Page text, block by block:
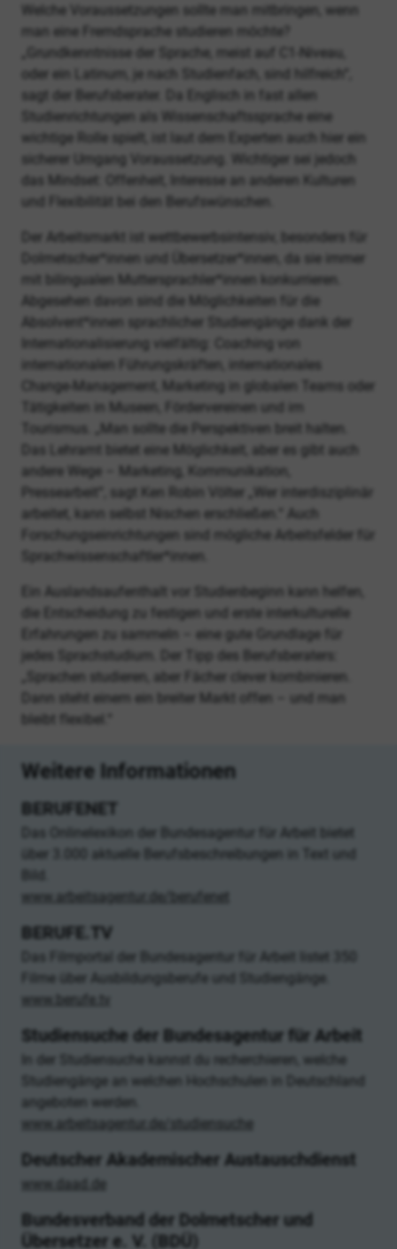
Welche Voraussetzungen sollte man mitbringen, wenn
man eine Fremdsprache studieren möchte?
„Grundkenntnisse der Sprache, meist auf C1-Niveau,
oder ein Latinum, je nach Studienfach, sind hilfreich“,
sagt der Berufsberater. Da Englisch in fast allen
Studienrichtungen als Wissenschaftssprache eine
wichtige Rolle spielt, ist laut dem Experten auch hier ein
sicherer Umgang Voraussetzung. Wichtiger sei jedoch
das Mindset: Offenheit, Interesse an anderen Kulturen
und Flexibilität bei den Berufswünschen.
Der Arbeitsmarkt ist wettbewerbsintensiv, besonders für
Dolmetscher*innen und Übersetzer*innen, da sie immer
mit bilingualen Muttersprachler*innen konkurrieren.
Abgesehen davon sind die Möglichkeiten für die
Absolvent*innen sprachlicher Studiengänge dank der
Internationalisierung vielfältig: Coaching von
internationalen Führungskräften, internationales
Change-Management, Marketing in globalen Teams oder
Tätigkeiten in Museen, Fördervereinen und im
Tourismus. „Man sollte die Perspektiven breit halten.
Das Lehramt bietet eine Möglichkeit, aber es gibt auch
andere Wege – Marketing, Kommunikation,
Pressearbeit“, sagt Ken Robin Völter „Wer interdisziplinär
arbeitet, kann selbst Nischen erschließen.“ Auch
Forschungseinrichtungen sind mögliche Arbeitsfelder für
Sprachwissenschaftler*innen.
Ein Auslandsaufenthalt vor Studienbeginn kann helfen,
die Entscheidung zu festigen und erste interkulturelle
Erfahrungen zu sammeln – eine gute Grundlage für
jedes Sprachstudium. Der Tipp des Berufsberaters:
„Sprachen studieren, aber Fächer clever kombinieren.
Dann steht einem ein breiter Markt offen – und man
bleibt flexibel.“
Weitere Informationen
BERUFENET
Das Onlinelexikon der Bundesagentur für Arbeit bietet
über 3.000 aktuelle Berufsbeschreibungen in Text und
www.arbeitsagentur.de/berufenet
BERUFE.TV
Das Filmportal der Bundesagentur für Arbeit listet 350
Filme über Ausbildungsberufe und Studiengänge.
www.berufe.tv
Studiensuche der Bundesagentur für Arbeit
In der Studiensuche kannst du recherchieren, welche
Studiengänge an welchen Hochschulen in Deutschland
angeboten werden.
www.arbeitsagentur.de/studiensuche
Deutscher Akademischer Austauschdienst
www.daad.de
Bundesverband der Dolmetscher und
Übersetzer e. V. (BDÜ)